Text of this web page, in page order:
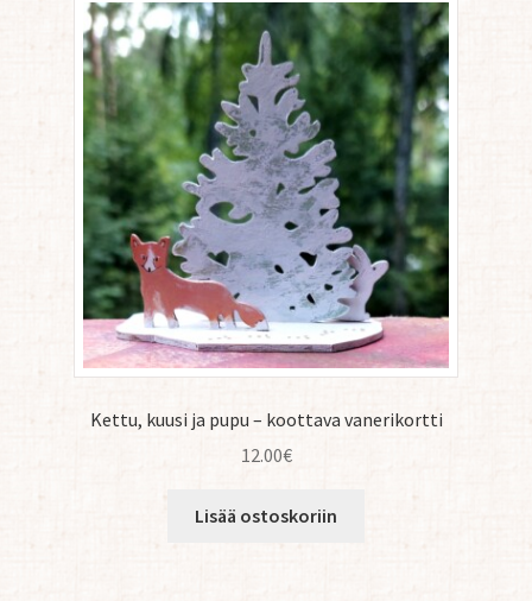
Kettu, kuusi ja pupu – koottava vanerikortti
12.00€
Lisää ostoskoriin